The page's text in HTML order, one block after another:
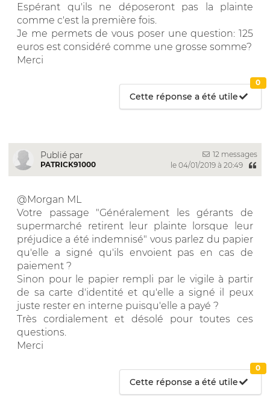
Espérant qu'ils ne déposeront pas la plainte
comme c'est la première fois.
Je me permets de vous poser une question: 125
euros est considéré comme une grosse somme?
Merci
Cette réponse a été utile
0
Publié par
PATRICK91000
12 messages
le 04/01/2019 à 20:49
@Morgan ML
Votre passage "Généralement les gérants de
supermarché retirent leur plainte lorsque leur
préjudice a été indemnisé" vous parlez du papier
qu'elle a signé qu'ils envoient pas en cas de
paiement ?
Sinon pour le papier rempli par le vigile à partir
de sa carte d'identité et qu'elle a signé il peux
juste rester en interne puisqu'elle a payé ?
Très cordialement et désolé pour toutes ces
questions.
Merci
Cette réponse a été utile
0